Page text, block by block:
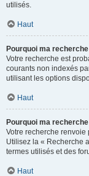
utilisés.
Haut
Pourquoi ma
Votre recherche est
courants non indexés
utilisant les options
Haut
Pourquoi ma
Votre recherche renvoie
Utilisez la « Recherche
termes utilisés et des
Haut